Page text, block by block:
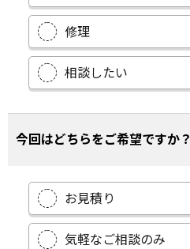
修理
相談したい
今回はどちらをご希望ですか？
お見積り
気軽なご相談のみ